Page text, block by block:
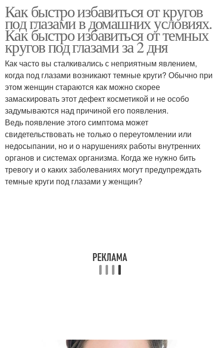
Как быстро избавиться от кругов
под глазами в домашних условиях.
Как быстро избавиться от темных
кругов под глазами за 2 дня
Как часто вы сталкивались с неприятным явлением,
когда под глазами возникают темные круги? Обычно при
этом женщин стараются как можно скорее
замаскировать этот дефект косметикой и не особо
задумываются над причиной его появления.
Ведь появление этого симптома может
свидетельствовать не только о переутомлении или
недосыпании, но и о нарушениях работы внутренних
органов и системах организма. Когда же нужно бить
тревогу и о каких заболеваниях могут предупреждать
темные круги под глазами у женщин?